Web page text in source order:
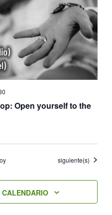
Open yourself to the
Eventos
siguiente(s)